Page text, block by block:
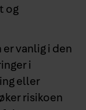
og
vanlig i den
i
eller
risikoen